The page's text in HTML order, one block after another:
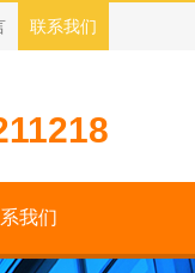
联系我们
我们